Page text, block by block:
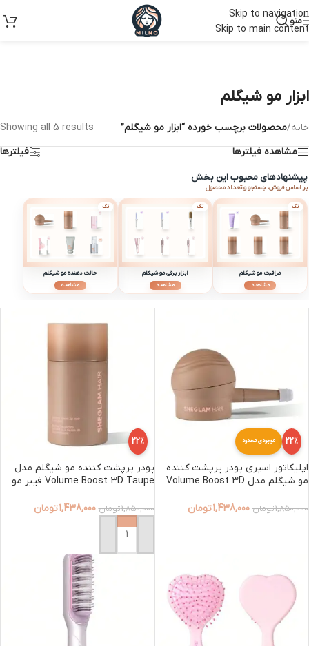
Skip to navigation
Skip to main content
منو
ابزار مو شیگلم
خانه/محصولات برچسب خورده “ابزار مو شیگلم”
Showing all 5 results
مشاهده فیلترها
فیلترها
پیشنهادهای محبوب این بخش
بر اساس فروش، جستجو و تعداد محصول
تگ
مراقبت مو شیگلم
مشاهده
تگ
ابزار برقی مو شیگلم
مشاهده
تگ
حالت دهنده مو شیگلم
مشاهده
موجودی محدود 22%
اپلیکاتور اسپری پودر پرپشت کننده
مو شیگلم مدل Volume Boost 3D
1,850,000تومان 1,438,000تومان
22%
پودر پرپشت کننده مو شیگلم مدل
Volume Boost 3D Taupe فیبر مو
1,850,000تومان 1,438,000تومان
افزودن به سبد خرید